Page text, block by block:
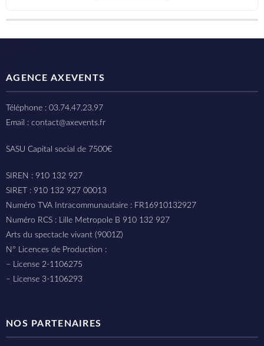
AGENCE AXEVENTS
Téléphone : 03.74.47.23.97
Email : contact@axevents.fr
SASU Capital social de 7500€
SIREN : 910 132 927
SIRET : 910 132 927 00013
Numéro TVA Intracommunautaire : FR16910132927
Numéro RCS : Lille Metropole B 910 132 927
Arts du spectacle vivant (9001Z)
N° Licences de Production :
– License 2-1106275
– License 3-1106293
NOS PARTENAIRES